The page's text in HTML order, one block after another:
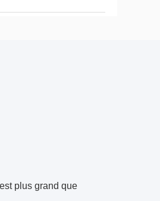
plus grand que